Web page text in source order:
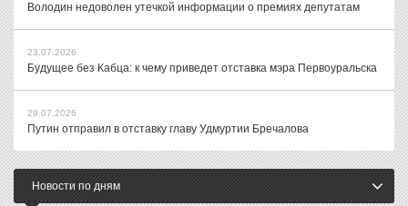
Володин недоволен утечкой информации о премиях депутатам
23.07.2026
Будущее без Кабца: к чему приведет отставка мэра Первоуральска
29.07.2026
Путин отправил в отставку главу Удмуртии Бречалова
Новости по дням